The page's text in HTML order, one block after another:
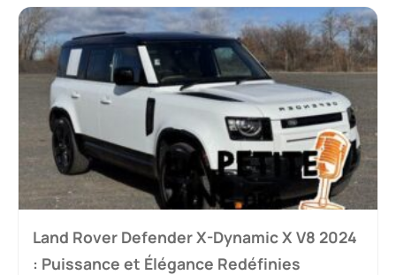
Land Rover Defender X-Dynamic X V8 2024
: Puissance et Élégance Redéfinies